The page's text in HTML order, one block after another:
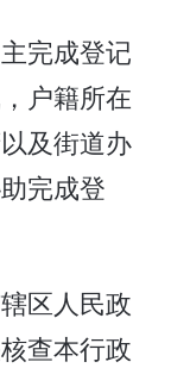
完成登记
户籍所在
及街道办
完成登
区人民政
查本行政